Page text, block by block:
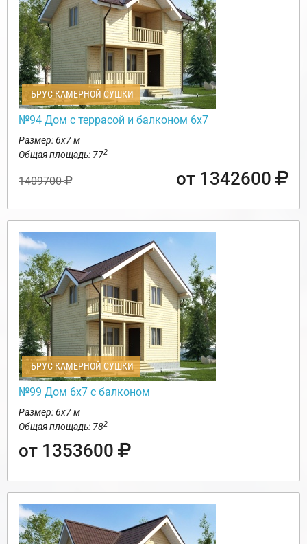
БРУС КАМЕРНОЙ СУШКИ
№94 Дом с террасой и балконом 6х7
Размер: 6х7 м
Общая площадь: 772
1409700 от 1342600
БРУС КАМЕРНОЙ СУШКИ
№99 Дом 6х7 с балконом
Размер: 6х7 м
Общая площадь: 782
от 1353600